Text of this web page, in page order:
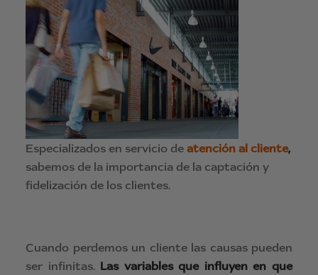
Especializados en servicio de atención al cliente,
sabemos de la importancia de la captación y
fidelización de los clientes.
Cuando perdemos un cliente las causas pueden
ser infinitas. Las variables que influyen en que